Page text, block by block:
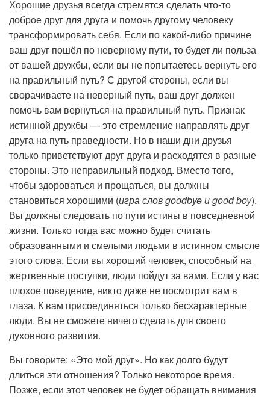
Хорошие друзья всегда стремятся сделать что-то
доброе друг для друга и помочь другому человеку
трансформировать себя. Если по какой-либо причине
ваш друг пошёл по неверному пути, то будет ли польза
от вашей дружбы, если вы не попытаетесь вернуть его
на правильный путь? С другой стороны, если вы
сворачиваете на неверный путь, ваш друг должен
помочь вам вернуться на правильный путь. Признак
истинной дружбы — это стремление направлять друг
друга на путь праведности. Но в наши дни друзья
только приветствуют друг друга и расходятся в разные
стороны. Это неправильный подход. Вместо того,
чтобы здороваться и прощаться, вы должны
становиться хорошими (игра слов goodbye и good boy).
Вы должны следовать по пути истины в повседневной
жизни. Только тогда вас можно будет считать
образованными и смелыми людьми в истинном смысле
этого слова. Если вы хороший человек, способный на
жертвенные поступки, люди пойдут за вами. Если у вас
плохое поведение, никто даже не посмотрит вам в
глаза. К вам присоединяться только бесхарактерные
люди. Вы не сможете ничего сделать для своего
духовного развития.
Вы говорите: «Это мой друг». Но как долго будут
длиться эти отношения? Только некоторое время.
Позже, если этот человек не будет обращать внимания